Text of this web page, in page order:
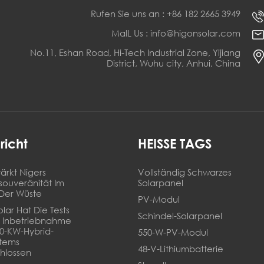
Rufen Sie uns an : +86 182 2665 3949
MaIL Us : info@higonsolar.com
No.11, Eshan Road, Hi-Tech Industrial Zone, Yijiang
District, Wuhu city, Anhui, China
Nigers
Im
Wüste
Hat Die Tests
Inbetriebnahme
KW-Hybrid-
HEISSE TAGS
Vollständig Schwarzes
Solarpanel
PV-Modul
Schindel-Solarpanel
550-W-PV-Modul
48-V-Lithiumbatterie